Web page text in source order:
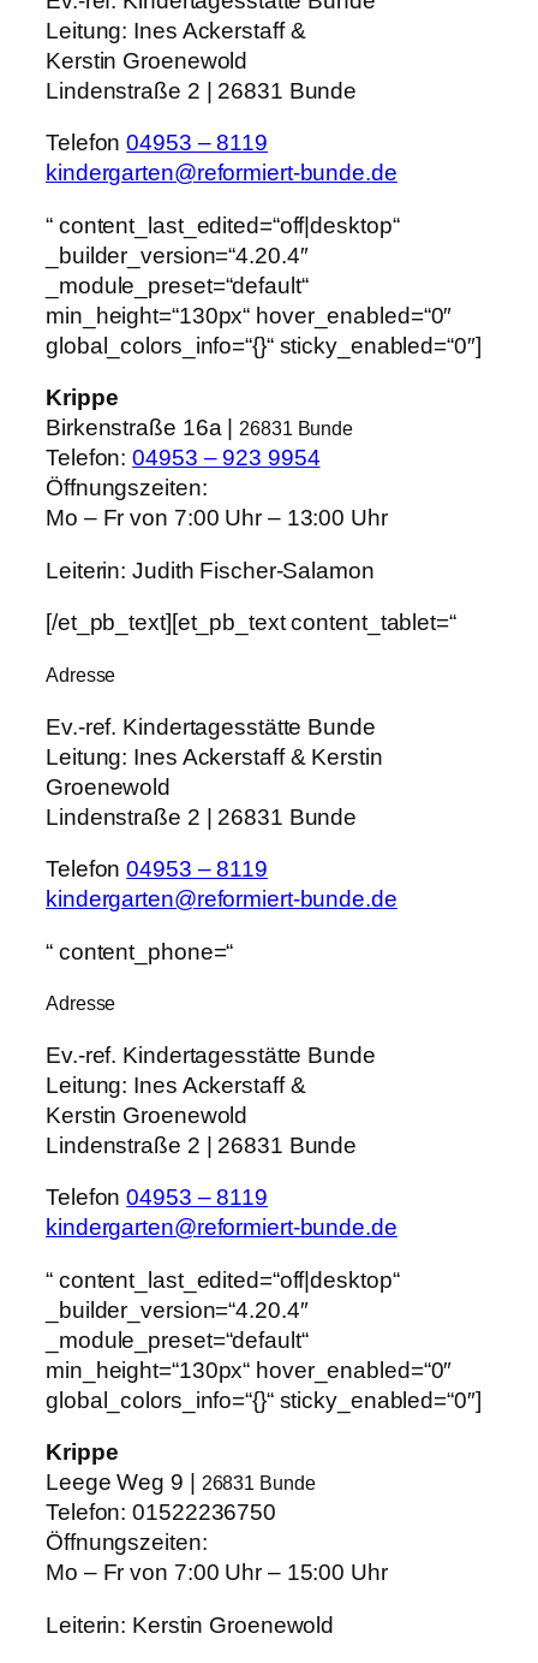
Leitung: Ines Ackerstaff &
Kerstin Groenewold
Lindenstraße 2 | 26831 Bunde
Telefon04953 – 8119
kindergarten@reformiert-bunde.de
“ content_last_edited=“off|desktop“
_builder_version=“4.20.4″
_module_preset=“default“
min_height=“130px“ hover_enabled=“0″
global_colors_info=“{}“ sticky_enabled=“0″]
Krippe
Birkenstraße 16a |26831 Bunde
Telefon:04953 – 923 9954
Öffnungszeiten:
Mo – Fr von 7:00 Uhr – 13:00 Uhr
Leiterin: Judith Fischer-Salamon
[/et_pb_text][et_pb_text content_tablet=“
Adresse
Ev.-ref. Kindertagesstätte Bunde
Leitung: Ines Ackerstaff & Kerstin
Groenewold
Lindenstraße 2 | 26831 Bunde
Telefon04953 – 8119
kindergarten@reformiert-bunde.de
“ content_phone=“
Adresse
Ev.-ref. Kindertagesstätte Bunde
Leitung: Ines Ackerstaff &
Kerstin Groenewold
Lindenstraße 2 | 26831 Bunde
Telefon04953 – 8119
kindergarten@reformiert-bunde.de
“ content_last_edited=“off|desktop“
_builder_version=“4.20.4″
_module_preset=“default“
min_height=“130px“ hover_enabled=“0″
global_colors_info=“{}“ sticky_enabled=“0″]
Krippe
Leege Weg 9 |
26831 Bunde
Telefon: 01522236750
Öffnungszeiten:
Mo – Fr von 7:00 Uhr – 15:00 Uhr
Leiterin: Kerstin Groenewold